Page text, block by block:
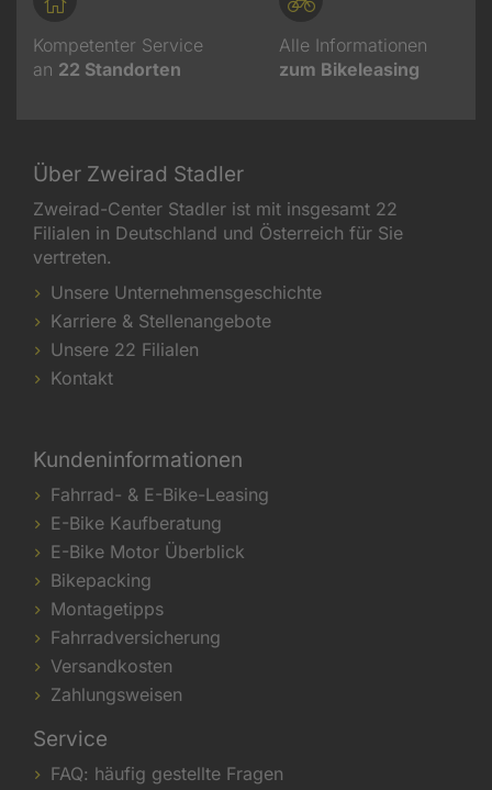
Kompetenter Service
an 22 Standorten
Alle Informationen
zum Bikeleasing
Über Zweirad Stadler
Zweirad-Center Stadler ist mit insgesamt 22
Filialen in Deutschland und Österreich für Sie
vertreten.
Unsere Unternehmensgeschichte
Karriere & Stellenangebote
Unsere 22 Filialen
Kontakt
Kundeninformationen
Fahrrad- & E-Bike-Leasing
E-Bike Kaufberatung
E-Bike Motor Überblick
Bikepacking
Montagetipps
Fahrradversicherung
Versandkosten
Zahlungsweisen
Service
FAQ: häufig gestellte Fragen